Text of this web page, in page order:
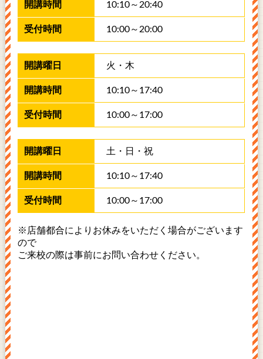
1​0​:​10​～20:​40
1​0​:​00​～20:​00
火​・木​
1​0​:1​0​～1​7:​40
1​0​:0​0​～1​7​:​00
土​・日​・祝
1​0​:1​0​～1​7:​40
1​0​:0​0​～17​:​00
※店舗都合によりお休みをいただく場合がございます
ので
ご来校の際は事前にお問い合わせください。